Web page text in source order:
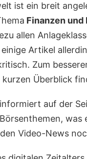
ist ein breit
Finanzen und
allen
Artikel
Zum
Überblick
informiert auf der
was
Video-News